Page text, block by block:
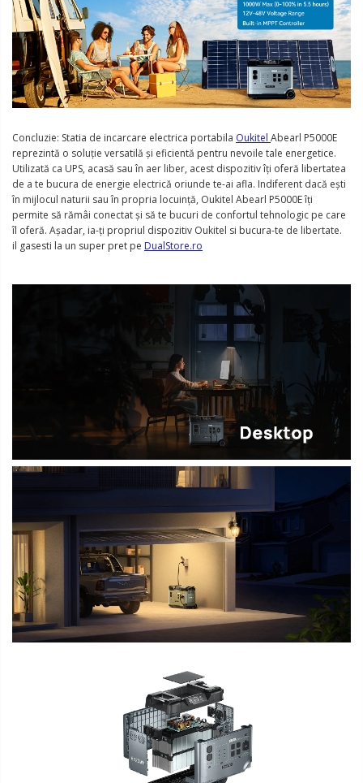
Concluzie: Statia de incarcare electrica portabila Oukitel Abearl P5000E
reprezintă o soluție versatilă și eficientă pentru nevoile tale energetice.
Utilizată ca UPS, acasă sau în aer liber, acest dispozitiv îți oferă libertatea
de a te bucura de energie electrică oriunde te-ai afla. Indiferent dacă ești
în mijlocul naturii sau în propria locuință, Oukitel Abearl P5000E îți
permite să rămâi conectat și să te bucuri de confortul tehnologic pe care
îl oferă. Așadar, ia-ți propriul dispozitiv Oukitel si bucura-te de libertate.
il gasesti la un super pret pe DualStore.ro